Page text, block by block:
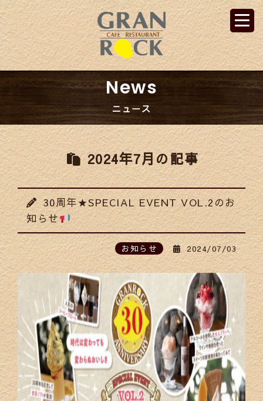
News
ニュース
2024年7月の記事
30周年★SPECIAL EVENT VOL.2のお
知らせ
お知らせ 2024/07/03